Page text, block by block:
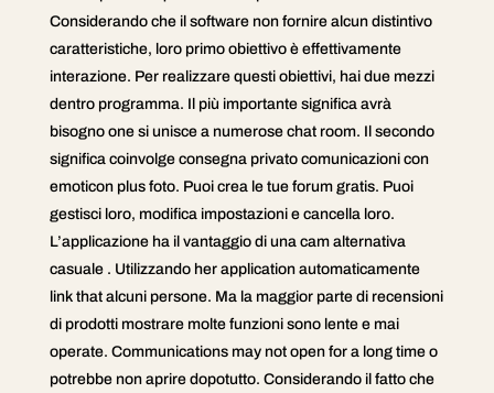
Considerando che il software non fornire alcun distintivo
caratteristiche, loro primo obiettivo è effettivamente
interazione. Per realizzare questi obiettivi, hai due mezzi
dentro programma. Il più importante significa avrà
bisogno one si unisce a numerose chat room. Il secondo
significa coinvolge consegna privato comunicazioni con
emoticon plus foto. Puoi crea le tue forum gratis. Puoi
gestisci loro, modifica impostazioni e cancella loro.
L’applicazione ha il vantaggio di una cam alternativa
casuale . Utilizzando her application automaticamente
link that alcuni persone. Ma la maggior parte di recensioni
di prodotti mostrare molte funzioni sono lente e mai
operate. Communications may not open for a long time o
potrebbe non aprire dopotutto. Considerando il fatto che